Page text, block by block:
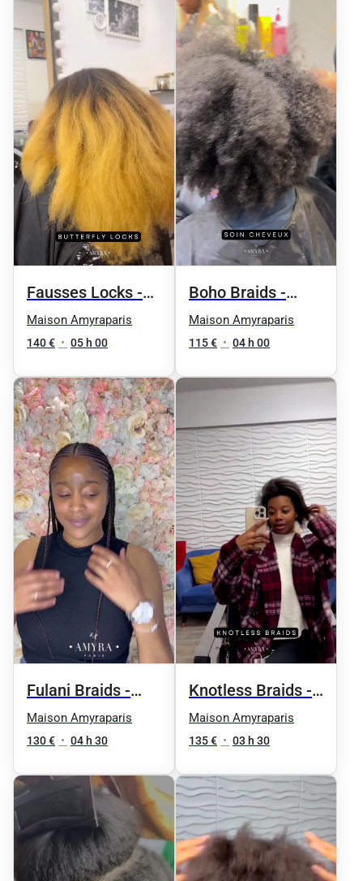
Fausses Locks -
Taille 4 / millieu
du dos
Maison Amyraparis
140 € • 05 h 00
Boho Braids -
Taille 1 / épaule
Maison Amyraparis
115 € • 04 h 00
Fulani Braids -
Taille 3 / soutien-
gorge
Maison Amyraparis
130 € • 04 h 30
Knotless Braids -
Taille 3 / soutien-
gorge
Maison Amyraparis
135 € • 03 h 30